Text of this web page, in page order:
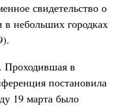
свидетельство о
небольших городках
Проходившая в
постановила
19 марта было